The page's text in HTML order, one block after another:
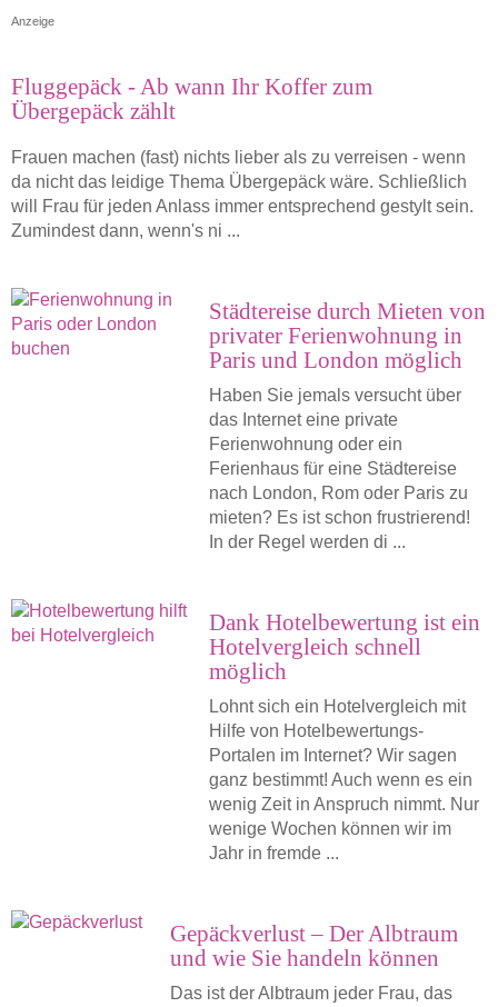
Anzeige
Fluggepäck - Ab wann Ihr Koffer zum
Übergepäck zählt
Frauen machen (fast) nichts lieber als zu verreisen - wenn
da nicht das leidige Thema Übergepäck wäre. Schließlich
will Frau für jeden Anlass immer entsprechend gestylt sein.
Zumindest dann, wenn's ni ...
Städtereise durch Mieten von
privater Ferienwohnung in
Paris und London möglich
Haben Sie jemals versucht über
das Internet eine private
Ferienwohnung oder ein
Ferienhaus für eine Städtereise
nach London, Rom oder Paris zu
mieten? Es ist schon frustrierend!
In der Regel werden di ...
Dank Hotelbewertung ist ein
Hotelvergleich schnell
möglich
Lohnt sich ein Hotelvergleich mit
Hilfe von Hotelbewertungs-
Portalen im Internet? Wir sagen
ganz bestimmt! Auch wenn es ein
wenig Zeit in Anspruch nimmt. Nur
wenige Wochen können wir im
Jahr in fremde ...
Gepäckverlust – Der Albtraum
und wie Sie handeln können
Das ist der Albtraum jeder Frau, das